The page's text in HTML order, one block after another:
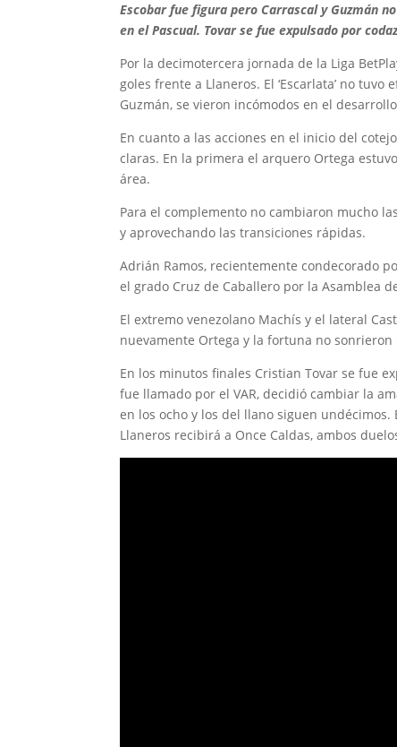
Escobar fue figura pero Carrascal y Guzmán
en el Pascual. Tovar se fue expulsado por
Por la decimotercera jornada de la Liga
goles frente a Llaneros. El ‘Escarlata’ no
Guzmán, se vieron incómodos en el
En cuanto a las acciones en el inicio del
claras. En la primera el arquero Ortega
área.
Para el complemento no cambiaron mucho
y aprovechando las transiciones rápidas.
Adrián Ramos, recientemente condecorado
el grado Cruz de Caballero por la Asamblea
El extremo venezolano Machís y el lateral
nuevamente Ortega y la fortuna no sonrieron
En los minutos finales Cristian Tovar se fue
fue llamado por el VAR, decidió cambiar la
en los ocho y los del llano siguen
Llaneros recibirá a Once Caldas, ambos